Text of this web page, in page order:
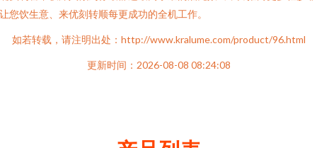
您饮生意、来优刻转顺每更成功的全机工作。
如若转载，请注明出处：http://www.kralume.com/product/96.html
更新时间：2026-08-08 08:24:08